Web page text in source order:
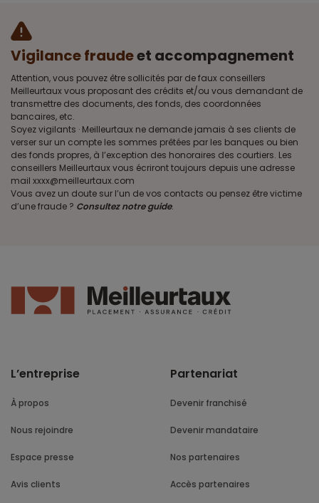
Vigilance fraudeet accompagnement
Attention, vous pouvez être sollicités par de faux conseillers
Meilleurtaux vous proposant des crédits et/ou vous demandant de
transmettre des documents, des fonds, des coordonnées
bancaires, etc.
Soyez vigilants · Meilleurtaux ne demande jamais à ses clients de
verser sur un compte les sommes prêtées par les banques ou bien
des fonds propres, à l’exception des honoraires des courtiers. Les
conseillers Meilleurtaux vous écriront toujours depuis une adresse
mail xxxx@meilleurtaux.com
Vous avez un doute sur l’un de vos contacts ou pensez être victime
d’une fraude ? Consultez notre guide.
L’entreprise
À propos
Nous rejoindre
Espace presse
Avis clients
Partenariat
Devenir franchisé
Devenir mandataire
Nos partenaires
Accès partenaires